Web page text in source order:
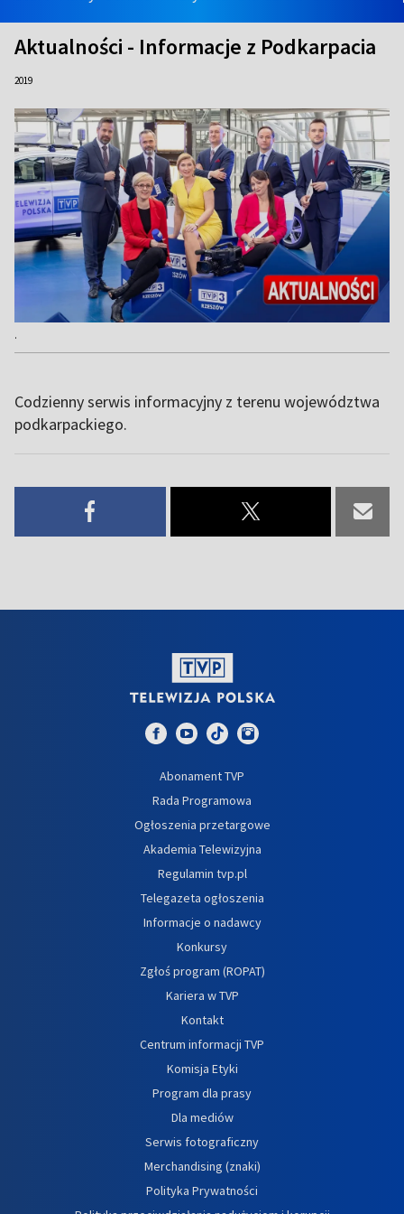
Aktualności - Informacje z Podkarpacia
2019
.
Codzienny serwis informacyjny z terenu województwa
podkarpackiego.
Abonament TVP
Rada Programowa
Ogłoszenia przetargowe
Akademia Telewizyjna
Regulamin tvp.pl
Telegazeta ogłoszenia
Informacje o nadawcy
Konkursy
Zgłoś program (ROPAT)
Kariera w TVP
Kontakt
Centrum informacji TVP
Komisja Etyki
Program dla prasy
Dla mediów
Serwis fotograficzny
Merchandising (znaki)
Polityka Prywatności